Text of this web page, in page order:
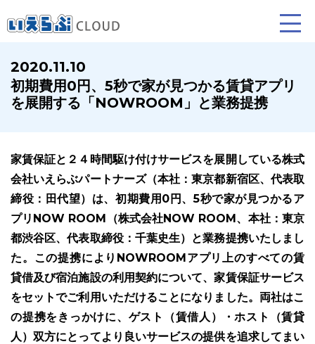
賃貸仲介 売買仲介 賃貸管理
ホームページ制作について プラン紹介･制作の流れ
2020.11.10
初期費⽤0円、5秒で家が⾒つかる賃貸アプリ
を展開する「NOWROOM」と業務提携
家賃保証と２４時間駆け付けサービスを展開している株式
会社いえらぶパートナーズ（本社：東京都新宿区、代表取
締役：田代望）は、初期費用0円、5秒で家が見つかるア
プリNOW ROOM（株式会社NOW ROOM、本社：東京
都渋谷区、代表取締役：千葉史生）と業務提携いたしまし
た。この提携によりNOWROOMアプリ上のすべての賃
貸借及び宿泊施設の利用契約について、家賃保証サービス
をセットでご利用いただけることになりました。両社はこ
の提携をきっかけに、ゲスト（賃借人）・ホスト（賃貸
人）双方にとってより良いサービスの提供を追求してまい